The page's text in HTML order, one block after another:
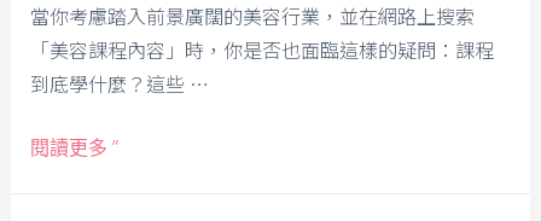
當你考慮踏入前景廣闊的美容行業，並在網路上搜索
「美容課程內容」時，你是否也面臨這樣的疑問：課程
到底學什麼？這些 …
閱讀更多 ”